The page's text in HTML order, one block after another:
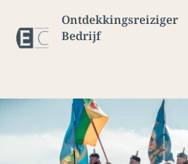
Ontdekkingsreiziger
Bedrijf